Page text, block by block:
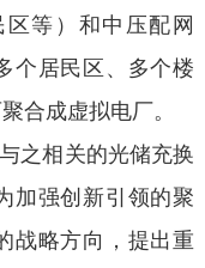
等）和中压配网
个居民区、多个楼
合成虚拟电厂。
之相关的光储充换
加强创新引领的聚
战略方向，提出重